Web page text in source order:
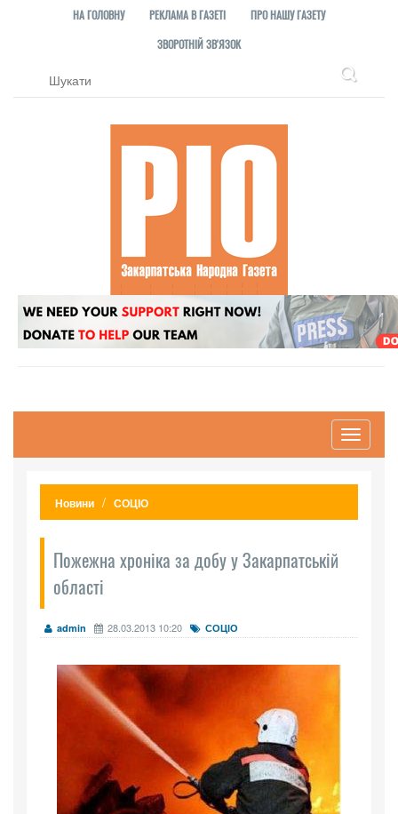
НА ГОЛОВНУ РЕКЛАМА В ГАЗЕТІ
ПРО НАШУ ГАЗЕТУ
ЗВОРОТНІЙ ЗВ'ЯЗОК
Toggle
Новини СОЦІО
Пожежна хроніка за добу у Закарпатській
області
admin 28.03.2013 10:20 СОЦІО